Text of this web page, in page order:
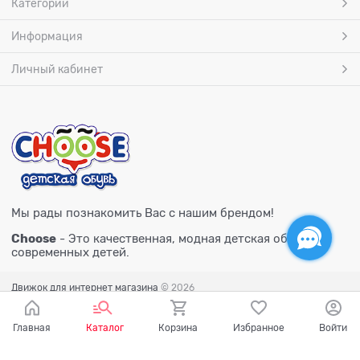
Категории
Информация
Личный кабинет
Мы рады познакомить Вас с нашим брендом!
Choose - Это качественная, модная детская обувь для
современных детей.
Движок для интернет магазина © 2026
Главная Каталог Корзина Избранное Войти